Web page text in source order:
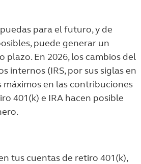
para el futuro, y de
puede generar un
plazo. En 2026, los cambios del
internos (IRS, por sus siglas en
máximos en las contribuciones
401(k) e IRA hacen posible
tus cuentas de retiro 401(k),